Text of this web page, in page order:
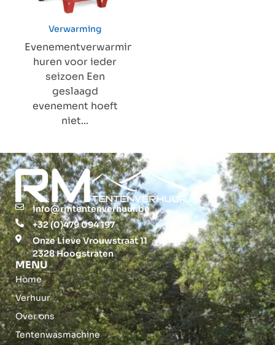
Verwarming
Evenementverwarming
huren voor ieder
seizoen Een
geslaagd
evenement hoeft
niet...
info@rmtentenverhuur.be
+32 (0)479 094 197
Onze Lieve Vrouwstraat 11
2328 Hoogstraten
MENU
Home
Verhuur
Over ons
Tentenwasmachine